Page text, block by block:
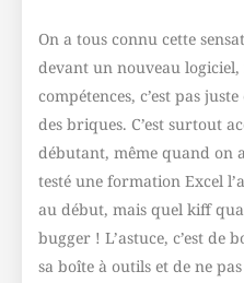
On a tous connu cette
devant un nouveau logiciel,
compétences, c’est pas
des briques. C’est surtout
débutant, même quand on
testé une formation Excel
au début, mais quel kiff
bugger ! L’astuce, c’est de
sa boîte à outils et de ne